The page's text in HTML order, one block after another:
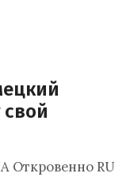
Откровенно RU